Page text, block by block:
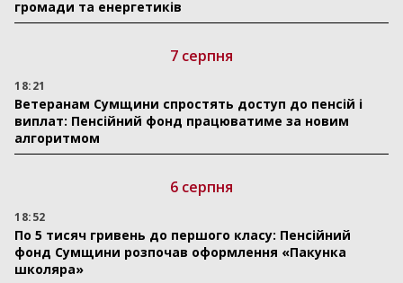
громади та енергетиків
7 серпня
18:21
Ветеранам Сумщини спростять доступ до пенсій і
виплат: Пенсійний фонд працюватиме за новим
алгоритмом
6 серпня
18:52
По 5 тисяч гривень до першого класу: Пенсійний
фонд Сумщини розпочав оформлення «Пакунка
школяра»